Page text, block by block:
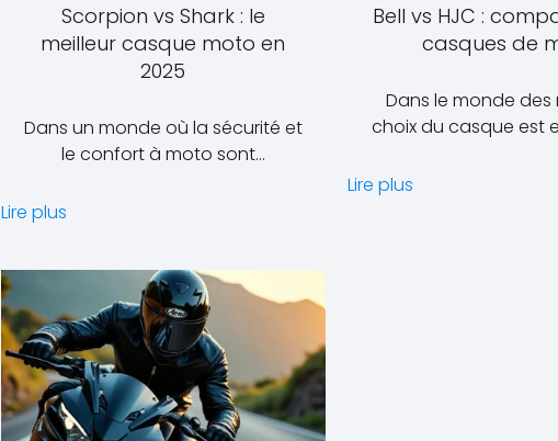
Scorpion vs Shark : le
meilleur casque moto en
2025
Dans un monde où la sécurité et
le confort à moto sont…
Lire plus
Bell vs HJC :
casques de
Dans le monde des
choix du casque est
Lire plus